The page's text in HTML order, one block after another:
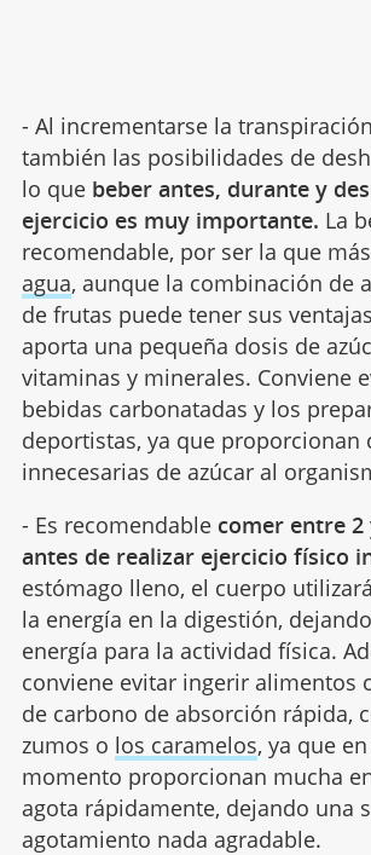
- Al incrementarse la
también las posibilidades de
lo que beber antes, durante y
ejercicio es muy importante. La
recomendable, por ser la que
agua, aunque la combinación de
de frutas puede tener sus
aporta una pequeña dosis de
vitaminas y minerales. Conviene
bebidas carbonatadas y los
deportistas, ya que proporcionan
innecesarias de azúcar al
- Es recomendable comer entre 2
antes de realizar ejercicio físico
estómago lleno, el cuerpo
la energía en la digestión,
energía para la actividad física.
conviene evitar ingerir alimentos
de carbono de absorción rápida,
zumos o los caramelos, ya que
momento proporcionan mucha
agota rápidamente, dejando una
agotamiento nada agradable.